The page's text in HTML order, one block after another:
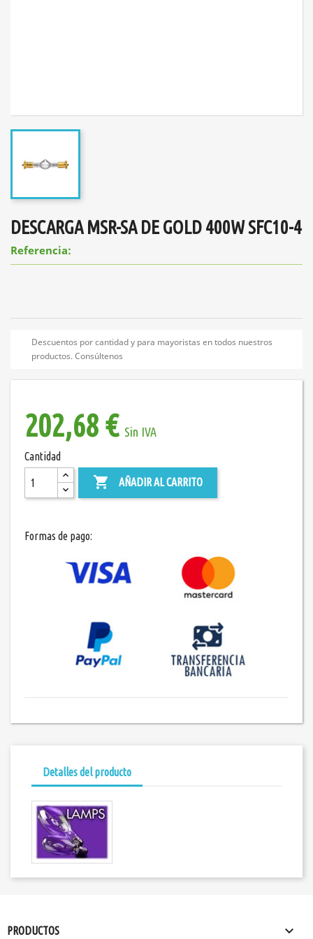
DESCARGA MSR-SA DE GOLD 400W SFC10-4
Referencia:
Descuentos por cantidad y para mayoristas en todos nuestros
productos. Consúltenos
202,68 € Sin IVA
Cantidad
 AÑADIR AL CARRITO
Formas de pago:
Detalles del producto
PRODUCTOS 